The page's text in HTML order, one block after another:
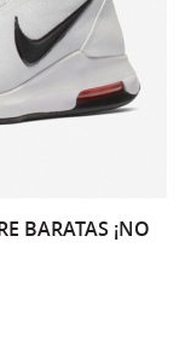
BARATAS ¡NO